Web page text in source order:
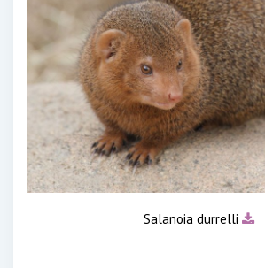
Salanoia durrelli